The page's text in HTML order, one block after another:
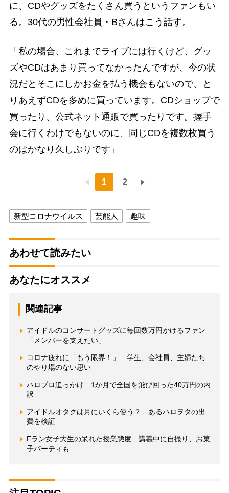
に、CDやグッズをたくさん買うというファンもい
る。30代の男性会社員・Bさんはこう話す。
「私の場合、これまでライブには行くけど、グッ
ズやCDはあまり買ってなかったんですが、今の状
況だとそこにしかお金を払う機会もないので、と
りあえずCDを多めに買っています。CDショップで
買ったり、公式ネット通販で買ったりです。握手
会に行くわけでもないのに、同じCDを複数枚買う
のはかなり久しぶりです」
1 2
新型コロナウイルス 芸能人 趣味
あわせて読みたい
あなたにオススメ
関連記事
アイドルのコンサートグッズに毎回数万円かけるファン
「メンバーを支えたい」
コロナ疲れに「もう限界！」 学生、会社員、主婦たち
のやり場のない思い
ハロプロ追っかけ 1か月で全国を飛び回った40万円の内
訳
アイドルオタクは月にいくら使う？ あるハロヲタの出
費を検証
Fラン女子大生の呆れた授業態度 講義中に自撮り、お菓
子パーティも